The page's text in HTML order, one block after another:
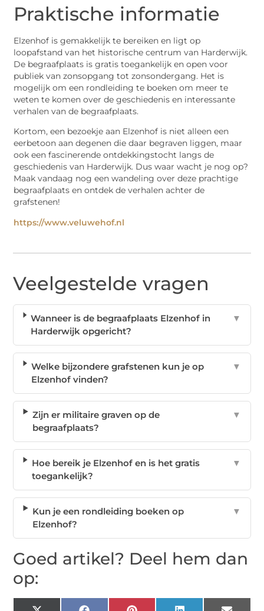
Praktische informatie
Elzenhof is gemakkelijk te bereiken en ligt op
loopafstand van het historische centrum van Harderwijk.
De begraafplaats is gratis toegankelijk en open voor
publiek van zonsopgang tot zonsondergang. Het is
mogelijk om een rondleiding te boeken om meer te
weten te komen over de geschiedenis en interessante
verhalen van de begraafplaats.
Kortom, een bezoekje aan Elzenhof is niet alleen een
eerbetoon aan degenen die daar begraven liggen, maar
ook een fascinerende ontdekkingstocht langs de
geschiedenis van Harderwijk. Dus waar wacht je nog op?
Maak vandaag nog een wandeling over deze prachtige
begraafplaats en ontdek de verhalen achter de
grafstenen!
https://www.veluwehof.nl
Veelgestelde vragen
Wanneer is de begraafplaats Elzenhof in
Harderwijk opgericht?
▼
Welke bijzondere grafstenen kun je op
Elzenhof vinden?
▼
Zijn er militaire graven op de
begraafplaats?
▼
Hoe bereik je Elzenhof en is het gratis
toegankelijk?
▼
Kun je een rondleiding boeken op
Elzenhof?
▼
Goed artikel? Deel hem dan
op: